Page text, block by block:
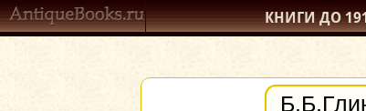
КНИГИ ДО